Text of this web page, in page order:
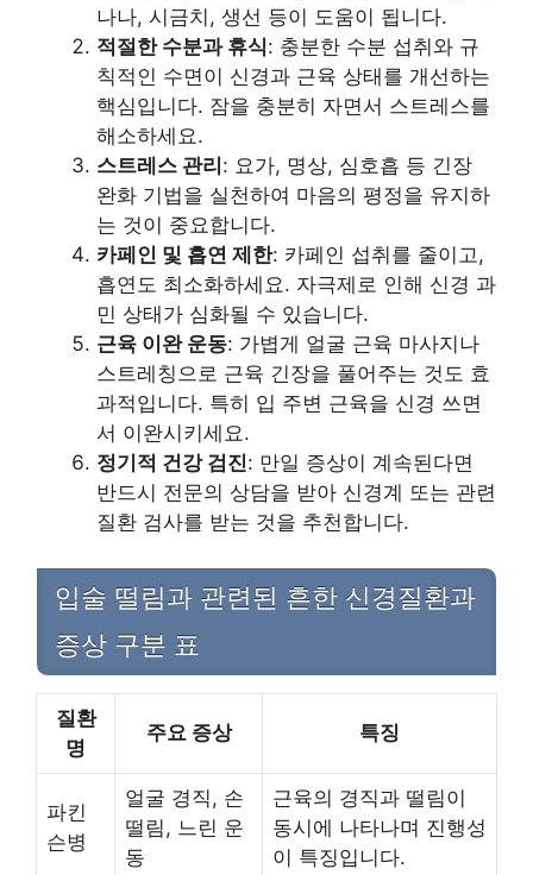
나나, 시금치, 생선 등이 도움이 됩니다.
적절한 수분과 휴식: 충분한 수분 섭취와 규
칙적인 수면이 신경과 근육 상태를 개선하는
핵심입니다. 잠을 충분히 자면서 스트레스를
해소하세요.
스트레스 관리: 요가, 명상, 심호흡 등 긴장
완화 기법을 실천하여 마음의 평정을 유지하
는 것이 중요합니다.
카페인 및 흡연 제한: 카페인 섭취를 줄이고,
흡연도 최소화하세요. 자극제로 인해 신경 과
민 상태가 심화될 수 있습니다.
근육 이완 운동: 가볍게 얼굴 근육 마사지나
스트레칭으로 근육 긴장을 풀어주는 것도 효
과적입니다. 특히 입 주변 근육을 신경 쓰면
서 이완시키세요.
정기적 건강 검진: 만일 증상이 계속된다면
반드시 전문의 상담을 받아 신경계 또는 관련
질환 검사를 받는 것을 추천합니다.
입술 떨림과 관련된 흔한 신경질환과
증상 구분 표
질환
명
주요 증상 특징
파킨
슨병
얼굴 경직, 손
떨림, 느린 운
동
근육의 경직과 떨림이
동시에 나타나며 진행성
이 특징입니다.